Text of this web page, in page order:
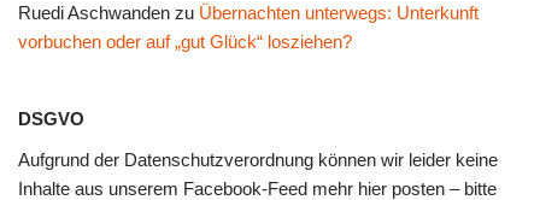
Ruedi Aschwanden zu Übernachten unterwegs: Unterkunft
vorbuchen oder auf „gut Glück“ losziehen?
DSGVO
Aufgrund der Datenschutzverordnung können wir leider keine
Inhalte aus unserem Facebook-Feed mehr hier posten – bitte